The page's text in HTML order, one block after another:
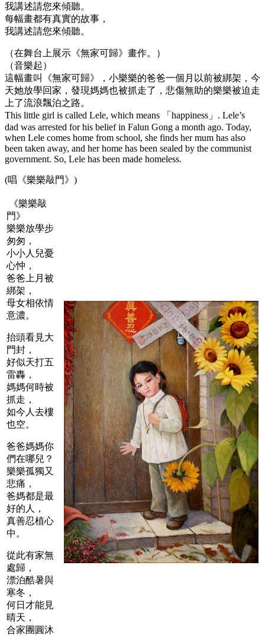
我講述請您來傾聽。
每幅畫都有真實的故事，
我講述請您來傾聽。
（在舞台上展示《無家可歸》畫作。）
（音樂起）
這幅畫叫《無家可歸》，小樂樂的爸爸一個月以前被綁架，今
天她放學回家，發現媽媽也被抓走了，悲傷無助的樂樂被迫走
上了流浪飄泊之路。
This little girl is called Lele, which means 「happiness」. Lele’s
dad was arrested for his belief in Falun Gong a month ago. Today,
when Lele comes home from school, she finds her mum has also
been taken away, and her home has been sealed by the communist
government. So, Lele has been made homeless.
(唱《樂樂敲門》)
《樂樂敲
門》
樂樂放學步
匆匆，
小小人兒憂
心忡，
爸爸上月被
綁架，
母女相依情
意濃。
抬頭看見大
門封，
好似天打五
雷轟，
媽媽何時被
抓走，
如今人去樓
也空。
爸爸媽媽你
們在哪兒？
樂樂孤獨又
悲痛，
爸媽都是最
好的人，
真善忍植心
中。
從此有家無
處歸，
漂泊酷暑與
寒冬，
何日才能見
晴天，
合家團圓沐